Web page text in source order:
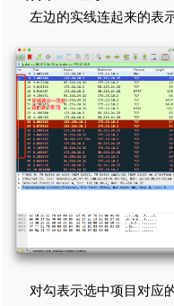
左边的实线连起来的表
对勾表示选中项目对应